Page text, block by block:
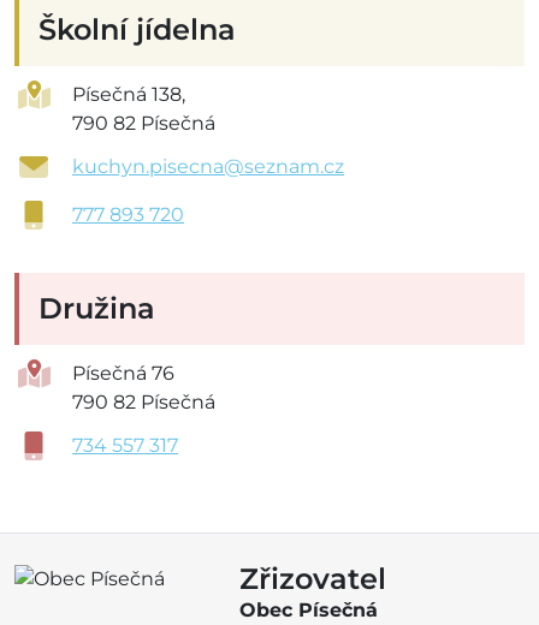
Školní jídelna
Písečná 138,
790 82 Písečná
kuchyn.pisecna@seznam.cz
777 893 720
Družina
Písečná 76
790 82 Písečná
734 557 317
Zřizovatel
Obec Písečná